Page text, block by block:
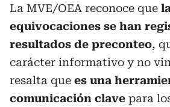
La MVE/OEA reconoce que
equivocaciones se han
resultados de preconteo,
carácter informativo y no
resalta que es una
comunicación clave para